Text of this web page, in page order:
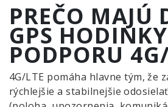
PREČO MAJÚ
GPS HODINKY
PODPORU
4G/LTE pomáha hlavne tým, že
rýchlejšie a stabilnejšie